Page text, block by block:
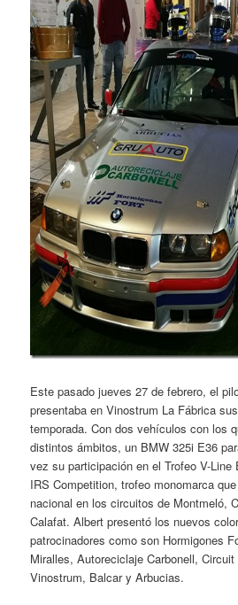
Este pasado jueves 27 de febrero, el
presentaba en Vinostrum La Fábrica
temporada. Con dos vehículos con los
distintos ámbitos, un BMW 325i E36
vez su participación en el Trofeo V-
IRS Competition, trofeo monomarca
nacional en los circuitos de Montmeló,
Calafat. Albert presentó los nuevos
patrocinadores como son Hormigones
Miralles, Autoreciclaje Carbonell,
Vinostrum, Balcar y Arbucias.